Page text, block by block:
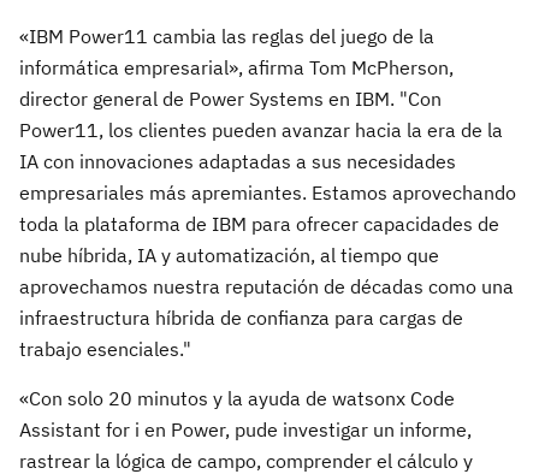
«IBM Power11 cambia las reglas del juego de la
informática empresarial», afirma Tom McPherson,
director general de Power Systems en IBM. "Con
Power11, los clientes pueden avanzar hacia la era de la
IA con innovaciones adaptadas a sus necesidades
empresariales más apremiantes. Estamos aprovechando
toda la plataforma de IBM para ofrecer capacidades de
nube híbrida, IA y automatización, al tiempo que
aprovechamos nuestra reputación de décadas como una
infraestructura híbrida de confianza para cargas de
trabajo esenciales."
«Con solo 20 minutos y la ayuda de watsonx Code
Assistant for i en Power, pude investigar un informe,
rastrear la lógica de campo, comprender el cálculo y